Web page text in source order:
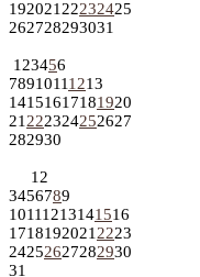
192021 22232425
262728293031
1 23456
78910111213
14151617181920
21 222324252627
282930
1 2
3456789
10111213141516
1718192021 2223
24252627282930
31